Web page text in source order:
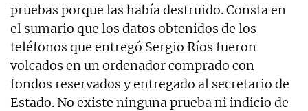
pruebas porque las había destruido. Consta en
el sumario que los datos obtenidos de los
teléfonos que entregó Sergio Ríos fueron
volcados en un ordenador comprado con
fondos reservados y entregado al secretario de
Estado. No existe ninguna prueba ni indicio de